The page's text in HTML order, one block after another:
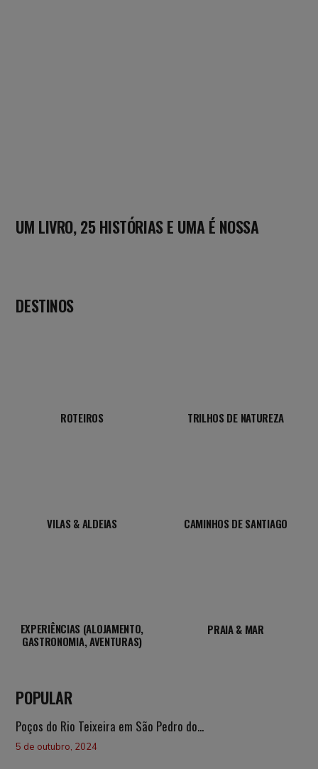
UM LIVRO, 25 HISTÓRIAS E UMA É NOSSA
DESTINOS
ROTEIROS TRILHOS DE NATUREZA
VILAS & ALDEIAS CAMINHOS DE SANTIAGO
EXPERIÊNCIAS (ALOJAMENTO,
GASTRONOMIA, AVENTURAS)
PRAIA & MAR
POPULAR
Poços do Rio Teixeira em São Pedro do...
5 de outubro, 2024